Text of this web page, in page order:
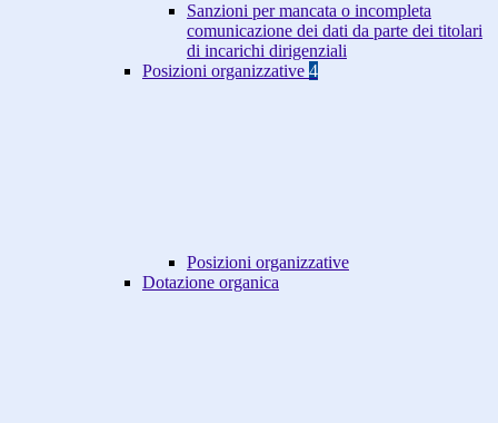
Sanzioni per mancata o incompleta
comunicazione dei dati da parte dei titolari
di incarichi dirigenziali
Posizioni organizzative 4
Posizioni organizzative
Dotazione organica